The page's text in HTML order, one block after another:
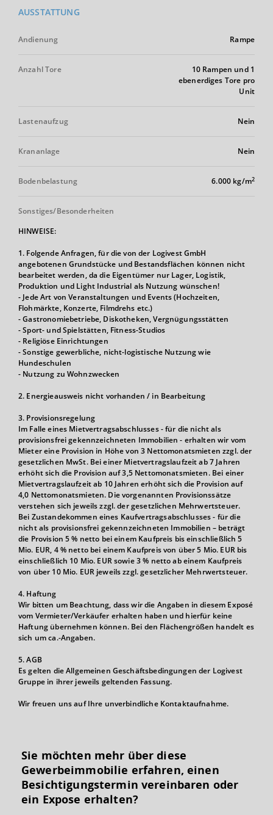
AUSSTATTUNG
Andienung Rampe
Anzahl Tore
10 Rampen und 1
ebenerdiges Tore pro
Unit
Lastenaufzug Nein
Krananlage Nein
Bodenbelastung 6.000 kg/m2
Sonstiges/Besonderheiten
HINWEISE:
1. Folgende Anfragen, für die von der Logivest GmbH
angebotenen Grundstücke und Bestandsflächen können nicht
bearbeitet werden, da die Eigentümer nur Lager, Logistik,
Produktion und Light Industrial als Nutzung wünschen!
- Jede Art von Veranstaltungen und Events (Hochzeiten,
Flohmärkte, Konzerte, Filmdrehs etc.)
- Gastronomiebetriebe, Diskotheken, Vergnügungsstätten
- Sport- und Spielstätten, Fitness-Studios
- Religiöse Einrichtungen
- Sonstige gewerbliche, nicht-logistische Nutzung wie
Hundeschulen
- Nutzung zu Wohnzwecken
2. Energieausweis nicht vorhanden / in Bearbeitung
3. Provisionsregelung
Im Falle eines Mietvertragsabschlusses - für die nicht als
provisionsfrei gekennzeichneten Immobilien - erhalten wir vom
Mieter eine Provision in Höhe von 3 Nettomonatsmieten zzgl. der
gesetzlichen MwSt. Bei einer Mietvertragslaufzeit ab 7 Jahren
erhöht sich die Provision auf 3,5 Nettomonatsmieten. Bei einer
Mietvertragslaufzeit ab 10 Jahren erhöht sich die Provision auf
4,0 Nettomonatsmieten. Die vorgenannten Provisionssätze
verstehen sich jeweils zzgl. der gesetzlichen Mehrwertsteuer.
Bei Zustandekommen eines Kaufvertragsabschlusses - für die
nicht als provisionsfrei gekennzeichneten Immobilien – beträgt
die Provision 5 % netto bei einem Kaufpreis bis einschließlich 5
Mio. EUR, 4 % netto bei einem Kaufpreis von über 5 Mio. EUR bis
einschließlich 10 Mio. EUR sowie 3 % netto ab einem Kaufpreis
von über 10 Mio. EUR jeweils zzgl. gesetzlicher Mehrwertsteuer.
4. Haftung
Wir bitten um Beachtung, dass wir die Angaben in diesem Exposé
vom Vermieter/Verkäufer erhalten haben und hierfür keine
Haftung übernehmen können. Bei den Flächengrößen handelt es
sich um ca.-Angaben.
5. AGB
Es gelten die Allgemeinen Geschäftsbedingungen der Logivest
Gruppe in ihrer jeweils geltenden Fassung.
Wir freuen uns auf Ihre unverbindliche Kontaktaufnahme.
Sie möchten mehr über diese
Gewerbeimmobilie erfahren, einen
Besichtigungs­termin vereinbaren oder
ein Expose erhalten?